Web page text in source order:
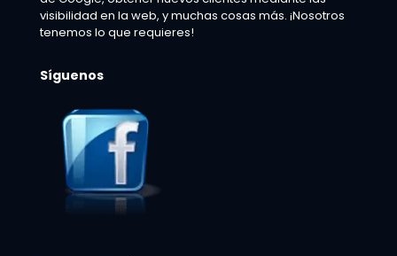
visibilidad en la web, y muchas cosas más. ¡Nosotros
tenemos lo que requieres!
Síguenos